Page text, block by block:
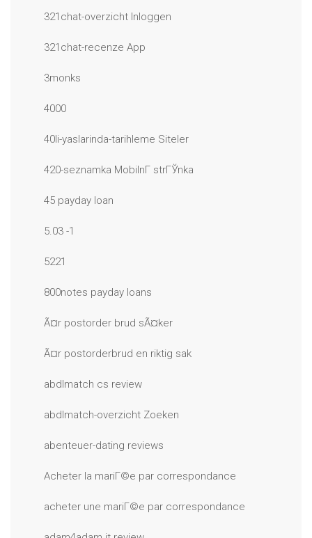
321chat-overzicht Inloggen
321chat-recenze App
3monks
4000
40li-yaslarinda-tarihleme Siteler
420-seznamka MobilnГ­ strГЎnka
45 payday loan
5.03 -1
5221
800notes payday loans
Ã¤r postorder brud sÃ¤ker
Ã¤r postorderbrud en riktig sak
abdlmatch cs review
abdlmatch-overzicht Zoeken
abenteuer-dating reviews
Acheter la mariГ©e par correspondance
acheter une mariГ©e par correspondance